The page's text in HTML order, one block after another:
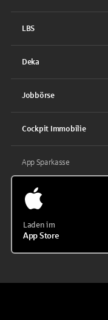
LBS
Deka
Jobbörse
Cockpit Immobilie
App Sparkasse
Laden im
App Store